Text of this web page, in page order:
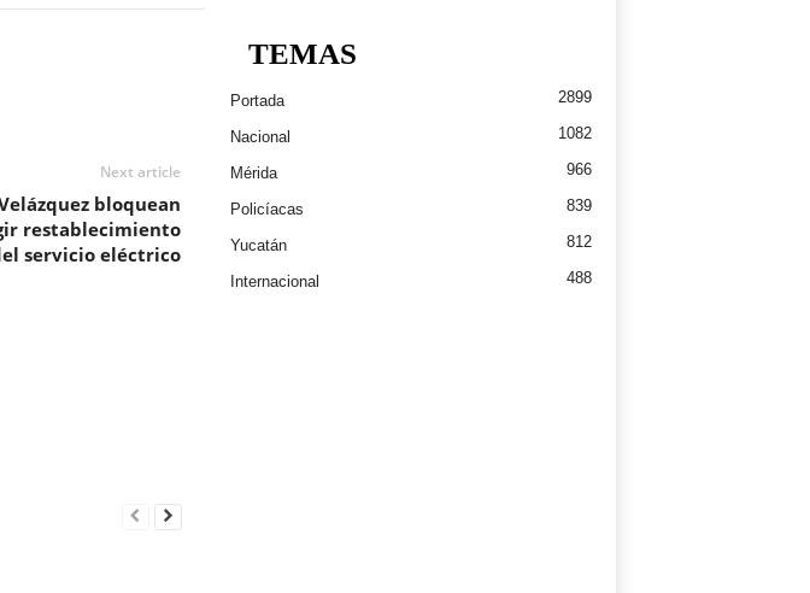
Next article
bloquean
restablecimiento
servicio eléctrico
TEMAS
Portada 2899
Nacional 1082
Mérida 966
Policíacas 839
Yucatán 812
Internacional 488